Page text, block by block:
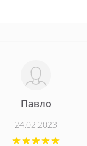
Павло
24.02.2023